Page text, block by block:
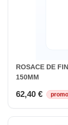
ROSACE DE
150MM
62,40 € promo